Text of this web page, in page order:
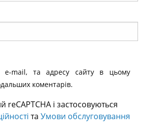
e-mail, та адресу сайту в цьому
коментарів.
і застосовуються
та Умови обслуговування